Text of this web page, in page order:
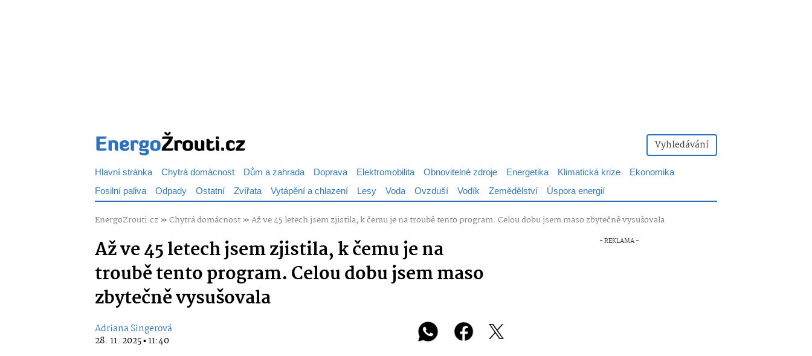
Vyhledávání
Hlavní stránka Chytrá domácnost Dům a zahrada Doprava Elektromobilita Obnovitelné zdroje Energetika Klimatická krize
Ekonomika
Fosilní paliva Odpady Ostatní Zvířata Vytápění a chlazení Lesy Voda Ovzduší Vodík Zemědělství Úspora energií
EnergoZrouti.cz»Chytrá domácnost»Až ve 45 letech jsem zjistila, k čemu je na troubě tento program. Celou dobu jsem maso zbytečně vysušovala
Až ve 45 letech jsem zjistila, k čemu je na
troubě tento program. Celou dobu jsem maso
zbytečně vysušovala
Adriana Singerová
28. 11. 2025 ▪ 11:40